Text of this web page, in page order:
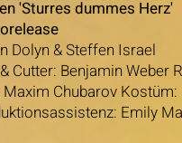
'Sturres dummes Herz'
Dolyn & Steffen Israel
Cutter: Benjamin Weber
Maxim Chubarov
Emily